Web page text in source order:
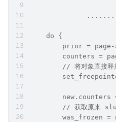
.......
    do {
prior = page-
counters =
// 将对象直接
new.counters
// 获取原来
was_frozen =